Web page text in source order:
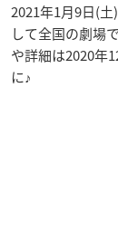
2021年1月9日(
して全国の劇場
や詳細は2020年
に♪